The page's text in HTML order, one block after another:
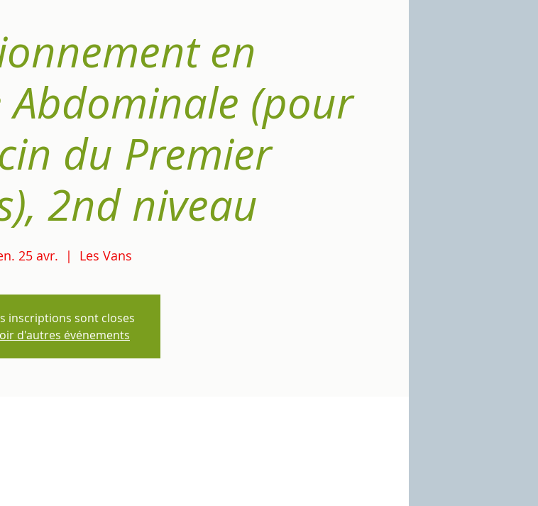
en
Abdominale (pour
du Premier
2nd niveau
25 avr.
  |
Les Vans
inscriptions sont closes
d'autres événements